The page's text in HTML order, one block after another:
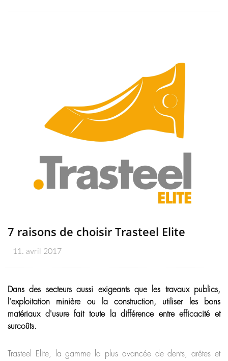
7 raisons de choisir Trasteel Elite
11. avril 2017
Dans des secteurs aussi exigeants que les travaux publics,
l'exploitation minière ou la construction, utiliser les bons
matériaux d'usure fait toute la différence entre efficacité et
surcoûts.
Trasteel Elite, la gamme la plus avancée de dents, arêtes et